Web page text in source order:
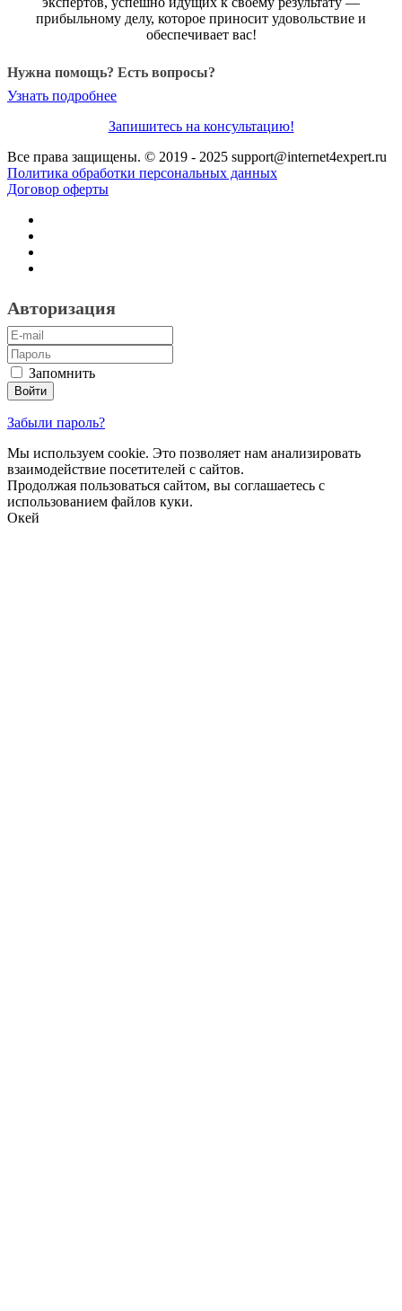
прибыльному делу, которое приносит удовольствие и
обеспечивает вас!
Нужна помощь? Есть вопросы?
Узнать подробнее
Запишитесь на консультацию!
Все права защищены. © 2019 - 2025 support@internet4expert.ru
Политика обработки персональных данных
Договор оферты
Авторизация
Запомнить
Забыли пароль?
Мы используем cookie. Это позволяет нам анализировать
взаимодействие посетителей с сайтов.
Продолжая пользоваться сайтом, вы соглашаетесь с
использованием файлов куки.
Окей